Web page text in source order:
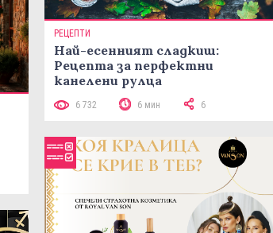
РЕЦЕПТИ
Най-есенният сладкиш:
Рецепта за перфектни
канелени рулца
6 732 6 мин 6